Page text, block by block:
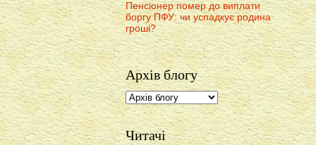
Пенсіонер помер до виплати
боргу ПФУ: чи успадкує родина
гроші?
Архів блогу
Читачі